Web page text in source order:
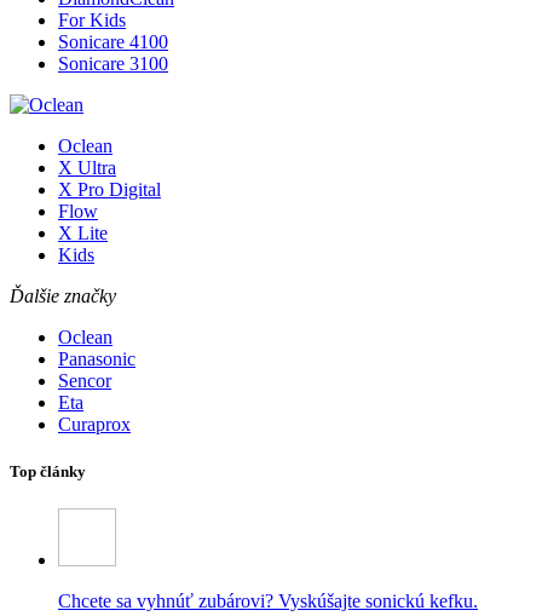
For Kids
Sonicare 4100
Sonicare 3100
Oclean
X Ultra
X Pro Digital
Flow
X Lite
Kids
Ďalšie značky
Oclean
Panasonic
Sencor
Eta
Curaprox
Top články
Chcete sa vyhnúť zubárovi? Vyskúšajte sonickú kefku.